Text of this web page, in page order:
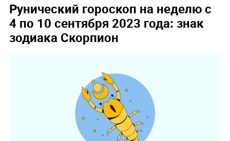
Рунический гороскоп на неделю с
4 по 10 сентября 2023 года: знак
зодиака Скорпион